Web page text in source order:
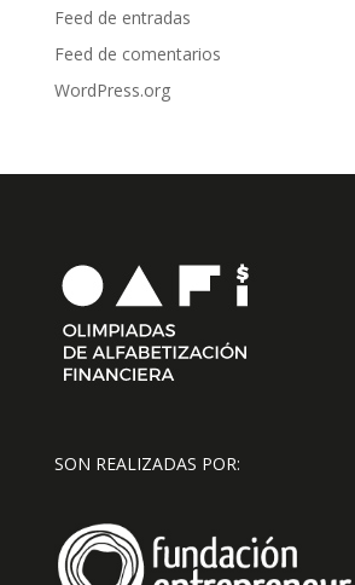
Feed de entradas
Feed de comentarios
WordPress.org
SON REALIZADAS POR: